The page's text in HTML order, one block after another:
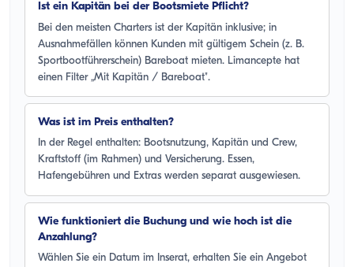
Ist ein Kapitän bei der Bootsmiete Pflicht?
Bei den meisten Charters ist der Kapitän inklusive; in
Ausnahmefällen können Kunden mit gültigem Schein (z. B.
Sportbootführerschein) Bareboat mieten. Limancepte hat
einen Filter „Mit Kapitän / Bareboat".
Was ist im Preis enthalten?
In der Regel enthalten: Bootsnutzung, Kapitän und Crew,
Kraftstoff (im Rahmen) und Versicherung. Essen,
Hafengebühren und Extras werden separat ausgewiesen.
Wie funktioniert die Buchung und wie hoch ist die
Anzahlung?
Wählen Sie ein Datum im Inserat, erhalten Sie ein Angebot